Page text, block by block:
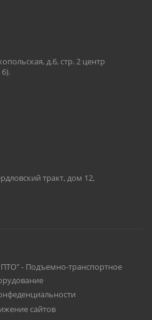
д.6, стр. 2 центр
тракт, дом 12,
- Подъемно-транспортное
сайтов